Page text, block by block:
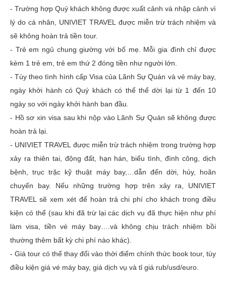
- Trường hợp Quý khách không được xuất cảnh và nhập cảnh vì
lý do cá nhân, UNIVIET TRAVEL được miễn trừ trách nhiệm và
sẽ không hoàn trả tiền tour.
- Trẻ em ngủ chung giường với bố mẹ. Mỗi gia đình chỉ được
kèm 1 trẻ em, trẻ em thứ 2 đóng tiền như người lớn.
- Tùy theo tình hình cấp Visa của Lãnh Sự Quán và vé máy bay,
ngày khởi hành có Quý khách có thể thể dời lại từ 1 đến 10
ngày so với ngày khởi hành ban đầu.
- Hồ sơ xin visa sau khi nộp vào Lãnh Sự Quán sẽ không được
hoàn trả lại.
- UNIVIET TRAVEL được miễn trừ trách nhiệm trong trường hợp
xảy ra thiên tai, động đất, hạn hán, biểu tình, đình công, dịch
bệnh, trục trặc kỹ thuật máy bay,…dẫn đến dời, hủy, hoãn
chuyến bay. Nếu những trường hợp trên xảy ra, UNIVIET
TRAVEL sẽ xem xét để hoàn trả chi phí cho khách trong điều
kiện có thể (sau khi đã trừ lại các dịch vụ đã thực hiện như phí
làm visa, tiền vé máy bay….và không chịu trách nhiệm bồi
thường thêm bất kỳ chi phí nào khác).
- Giá tour có thể thay đổi vào thời điểm chính thức book tour, tùy
điều kiện giá vé máy bay, giá dịch vụ và tỉ giá rub/usd/euro.